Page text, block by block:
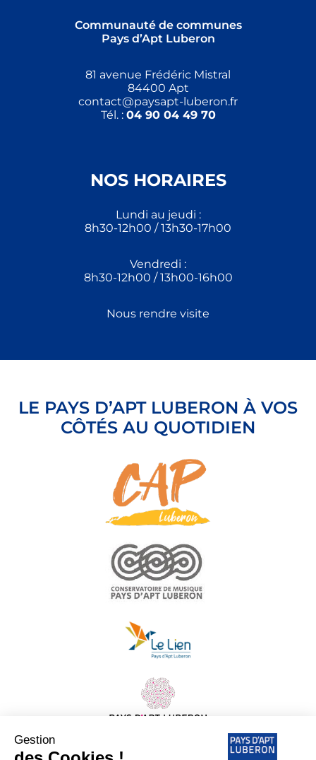
Communauté de communes
Pays d’Apt Luberon
81 avenue Frédéric Mistral
84400 Apt
contact@paysapt-luberon.fr
Tél. : 04 90 04 49 70
NOS HORAIRES
Lundi au jeudi :
8h30-12h00 / 13h30-17h00
Vendredi :
8h30-12h00 / 13h00-16h00
Nous rendre visite
LE PAYS D’APT LUBERON À VOS
CÔTÉS AU QUOTIDIEN